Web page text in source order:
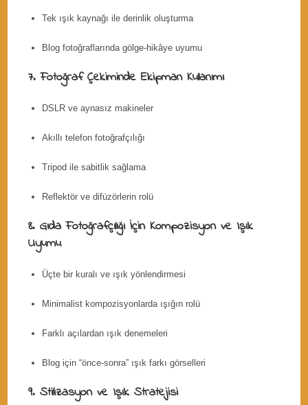
Tek ışık kaynağı ile derinlik oluşturma
Blog fotoğraflarında gölge-hikâye uyumu
7. Fotoğraf Çekiminde Ekipman Kullanımı
DSLR ve aynasız makineler
Akıllı telefon fotoğrafçılığı
Tripod ile sabitlik sağlama
Reflektör ve difüzörlerin rolü
8. Gıda Fotoğrafçılığı İçin Kompozisyon ve Işık
Uyumu
Üçte bir kuralı ve ışık yönlendirmesi
Minimalist kompozisyonlarda ışığın rolü
Farklı açılardan ışık denemeleri
Blog için “önce-sonra” ışık farkı görselleri
9. Stilizasyon ve Işık Stratejisi